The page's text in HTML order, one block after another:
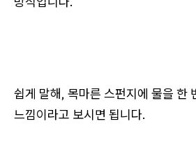
쉽게 말해, 목마른 스펀지에 물을 한
느낌이라고 보시면 됩니다.